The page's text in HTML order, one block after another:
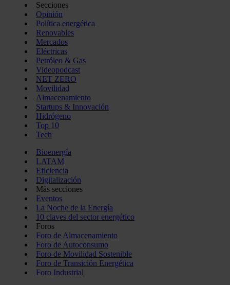
Secciones
Opinión
Política energética
Renovables
Mercados
Eléctricas
Petróleo & Gas
Videopodcast
NET ZERO
Movilidad
Almacenamiento
Startups & Innovación
Hidrógeno
Top 10
Tech
Bioenergía
LATAM
Eficiencia
Digitalización
Más secciones
Eventos
La Noche de la Energía
10 claves del sector energético
Foros
Foro de Almacenamiento
Foro de Autoconsumo
Foro de Movilidad Sostenible
Foro de Transición Energética
Foro Industrial